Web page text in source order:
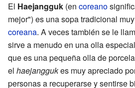
El Haejangguk (en coreano
mejor") es una sopa tradicional
coreana. A veces también se le
sirve a menudo en una olla
que es una pequeña olla de
el haejanggukes muy apreciado
personas a recuperarse y sentirse